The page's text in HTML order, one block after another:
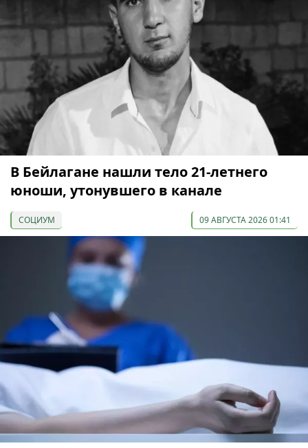
В Бейлагане нашли тело 21-летнего
юноши, утонувшего в канале
СОЦИУМ 09 АВГУСТА 2026 01:41